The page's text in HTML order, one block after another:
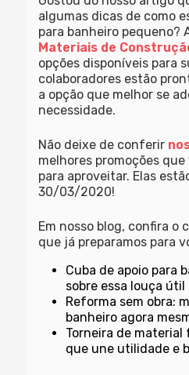
algumas dicas de como
para banheiro pequeno?
Materiais de
opções disponíveis para
colaboradores estão
a opção que melhor se
necessidade.
Não deixe de conferir
melhores promoções
para aproveitar. Elas
30/03/2020!
Em nosso blog, confira o
que já preparamos para
Cuba de apoio para
sobre essa louça
Reforma sem obra:
banheiro agora
Torneira de
que une utilidade e